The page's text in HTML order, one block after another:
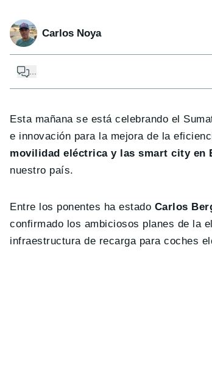
Carlos Noya
...
Esta mañana se está celebrando el
e innovación para la mejora de la
movilidad eléctrica y las smart city en
nuestro país.
Entre los ponentes ha estado Carlos
confirmado los ambiciosos planes de la
infraestructura de recarga para coches